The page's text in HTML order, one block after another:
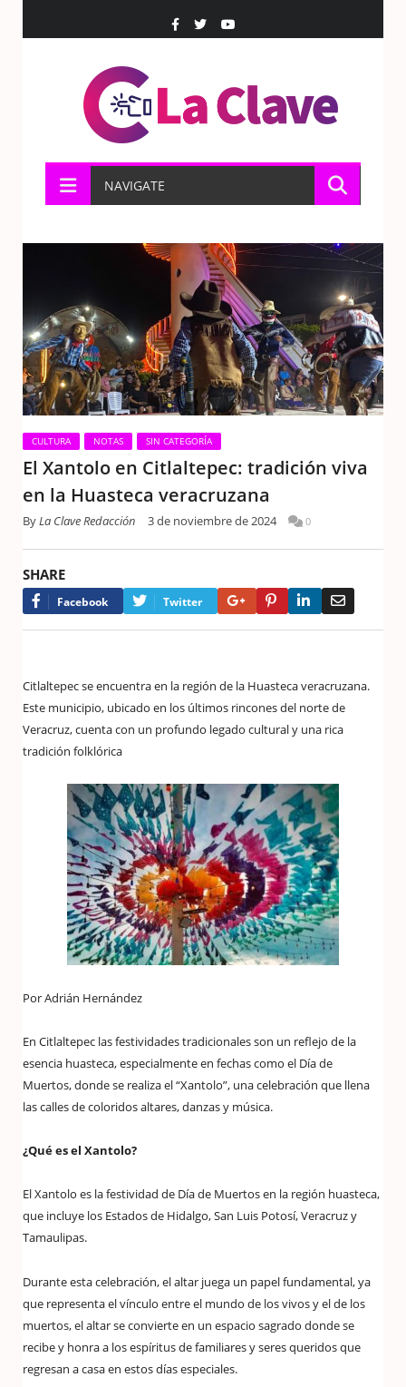
NAVIGATE
CULTURA NOTAS SIN CATEGORÍA
El Xantolo en Citlaltepec: tradición viva
en la Huasteca veracruzana
ByLa Clave Redacción 3 de noviembre de 2024 0
SHARE
Facebook Twitter Google+PinterestLinkedIn
Citlaltepec se encuentra en la región de la Huasteca veracruzana.
Este municipio, ubicado en los últimos rincones del norte de
Veracruz, cuenta con un profundo legado cultural y una rica
tradición folklórica
Por Adrián Hernández
En Citlaltepec las festividades tradicionales son un reflejo de la
esencia huasteca, especialmente en fechas como el Día de
Muertos, donde se realiza el “Xantolo”, una celebración que llena
las calles de coloridos altares, danzas y música.
¿Qué es el Xantolo?
El Xantolo es la festividad de Día de Muertos en la región huasteca,
que incluye los Estados de Hidalgo, San Luis Potosí, Veracruz y
Tamaulipas.
Durante esta celebración, el altar juega un papel fundamental, ya
que representa el vínculo entre el mundo de los vivos y el de los
muertos, el altar se convierte en un espacio sagrado donde se
recibe y honra a los espíritus de familiares y seres queridos que
regresan a casa en estos días especiales.